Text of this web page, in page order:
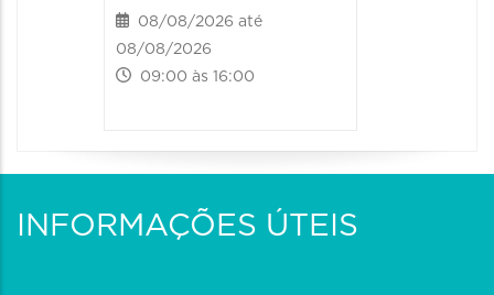
08/08/2026 até
08/08/2026
09:00 às 16:00
INFORMAÇÕES ÚTEIS